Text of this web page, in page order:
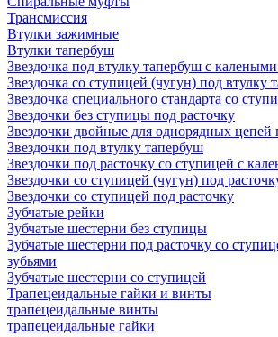
Трансмиссия
Втулки зажимные
Втулки тапербуш
Звездочка под втулку тапербуш c
Звездочка со ступицей (чугун) под втулку
Звездочка специального стандарта со
Звездочки без ступицы под расточку
Звездочки двойные для однорядных цепей
Звездочки под втулку тапербуш
Звездочки под расточку со ступицей с
Звездочки со ступицей (чугун) под
Звездочки со ступицей под расточку
Зубчатые рейки
Зубчатые шестерни без ступицы
Зубчатые шестерни под расточку со
зубьями
Зубчатые шестерни со ступицей
Трапецеидальные гайки и винты
трапецеидальные винты
трапецеидальные гайки